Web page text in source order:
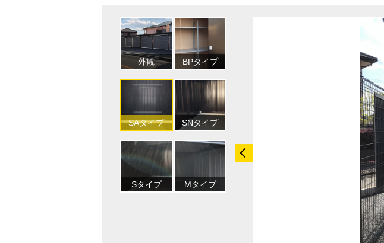
外観 BPタイプ
SAタイプ SNタイプ
Sタイプ Mタイプ